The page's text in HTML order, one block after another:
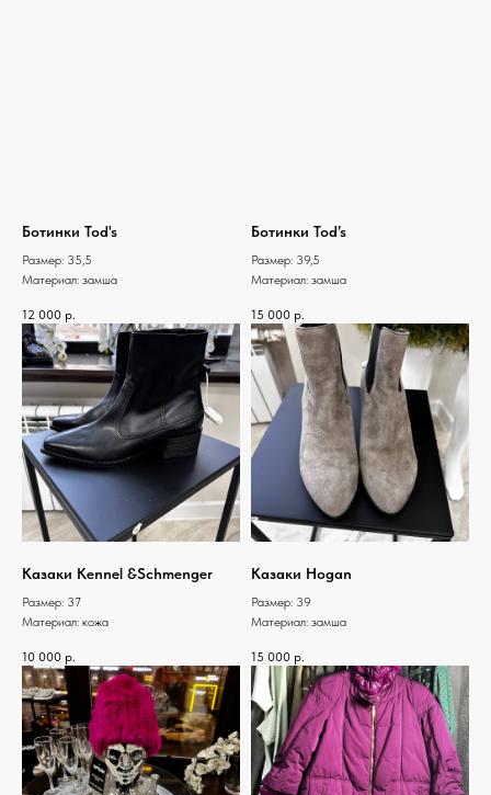
Ботинки Tod's
Размер: 35,5
Материал: замша
12 000 р.
Ботинки Tod’s
Размер: 39,5
Материал: замша
15 000 р.
Казаки Kennel &Schmenger
Размер: 37
Материал: кожа
10 000 р.
Казаки Hogan
Размер: 39
Материал: замша
15 000 р.